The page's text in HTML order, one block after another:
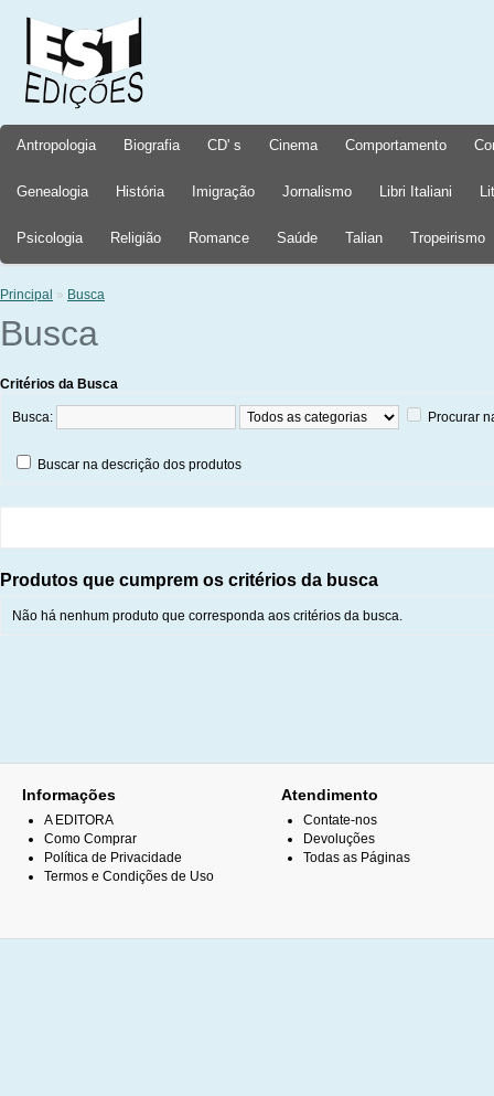
Antropologia Biografia CD' s Cinema Comportamento
Genealogia História Imigração Jornalismo Libri Italiani
Psicologia Religião Romance Saúde Talian Tropeirismo
Principal » Busca
Busca
Critérios da Busca
Busca: Procurar
Buscar na descrição dos produtos
Produtos que cumprem os critérios da busca
Não há nenhum produto que corresponda aos critérios da busca.
Informações
A EDITORA
Como Comprar
Política de Privacidade
Termos e Condições de Uso
Atendimento
Contate-nos
Devoluções
Todas as Páginas